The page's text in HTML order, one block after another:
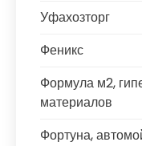
Уфахозторг
Феникс
Формула м2,
материалов
Фортуна,